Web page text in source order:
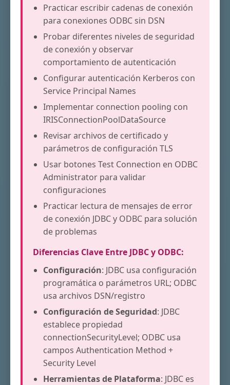
Practicar escribir cadenas de conexión
para conexiones ODBC sin DSN
Probar diferentes niveles de seguridad
de conexión y observar
comportamiento de autenticación
Configurar autenticación Kerberos con
Service Principal Names
Implementar connection pooling con
IRISConnectionPoolDataSource
Revisar archivos de certificado y
parámetros de configuración TLS
Usar botones Test Connection en ODBC
Administrator para validar
configuraciones
Practicar lectura de mensajes de error
de conexión JDBC y ODBC para solución
de problemas
Diferencias Clave Entre JDBC y ODBC:
Configuración: JDBC usa configuración
programática o parámetros URL; ODBC
usa archivos DSN/registro
Configuración de Seguridad: JDBC
establece propiedad
connectionSecurityLevel; ODBC usa
campos Authentication Method +
Security Level
Herramientas de Plataforma: JDBC es